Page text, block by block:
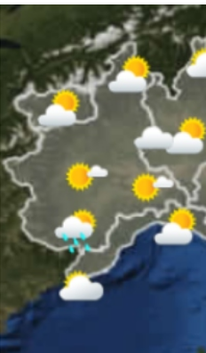
Europa
Altrecose
Mondiali calcio 2026